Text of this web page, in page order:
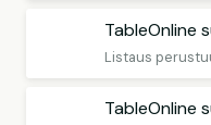
TableOnline
TableOnline